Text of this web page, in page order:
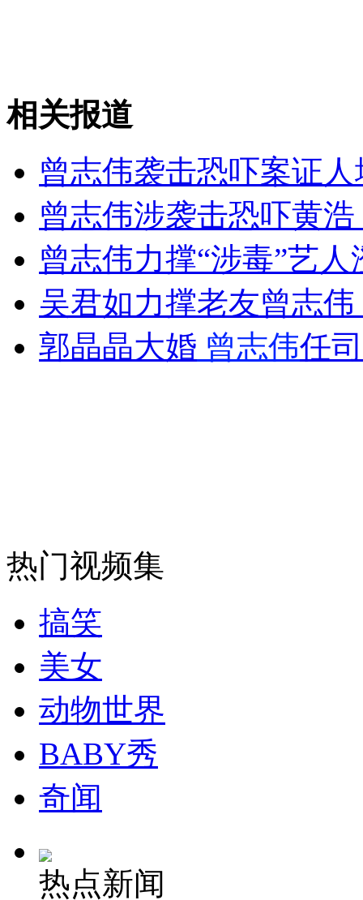
山西运城恶犬咬伤多人 警民合力深夜将其击毙
女孩北京地铁殴打老人 痛下狠手拳打脚踢
无痛分娩是否安全 医生回应
外交部：反对强权政治霸凌主义
外交部：有关国家言论片面不公正
司机酒驾遇交警 急速倒车逃窜
相关报道
曾志伟袭击恐吓案证
曾志伟涉袭击恐吓黄
曾志伟力撑“涉毒”艺
吴君如力撑老友曾志
郭晶晶大婚 曾志伟任
热门视频集
搞笑
美女
动物世界
BABY秀
奇闻
热点新闻